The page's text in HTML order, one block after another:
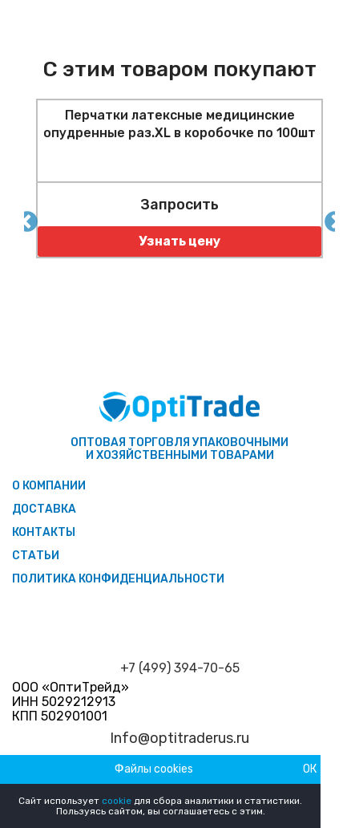
С этим товаром покупают
Перчатки латексные медицинские
опудренные раз.XL в коробочке по 100шт
Запросить
Узнать цену
Файлы cookies ОК
Сайт использует cookie для сбора аналитики и статистики.
Пользуясь сайтом, вы соглашаетесь с этим.
ОПТОВАЯ ТОРГОВЛЯ УПАКОВОЧНЫМИ
И ХОЗЯЙСТВЕННЫМИ ТОВАРАМИ
О КОМПАНИИ
ДОСТАВКА
КОНТАКТЫ
СТАТЬИ
ПОЛИТИКА КОНФИДЕНЦИАЛЬНОСТИ
+7 (499) 394-70-65
ООО «ОптиТрейд»
ИНН 5029212913
КПП 502901001
Info@optitraderus.ru
График работы